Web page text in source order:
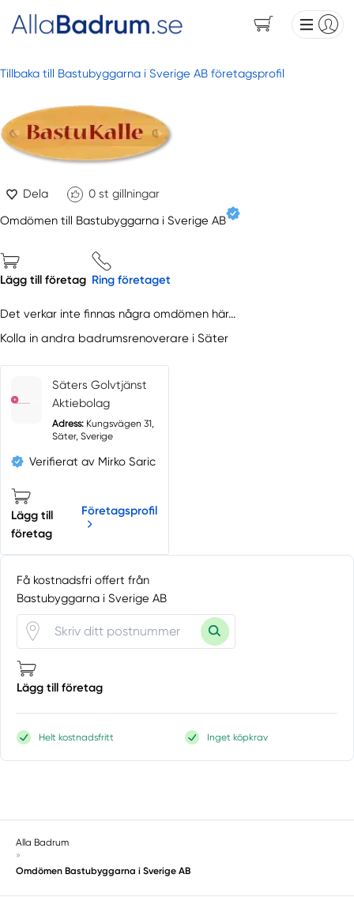
Tillbaka till Bastubyggarna i Sverige AB företagsprofil
Dela 0 st gillningar
Omdömen till Bastubyggarna i Sverige AB
Lägg till företag Ring företaget
Det verkar inte finnas några omdömen här...
Kolla in andra badrumsrenoverare i Säter
Säters Golvtjänst
Aktiebolag
Adress: Kungsvägen 31,
Säter, Sverige
Verifierat av Mirko Saric
Lägg till
företag
Företagsprofil
Få kostnadsfri offert från
Bastubyggarna i Sverige AB
Lägg till företag
Helt kostnadsfritt Inget köpkrav
Alla Badrum
»
Omdömen Bastubyggarna i Sverige AB